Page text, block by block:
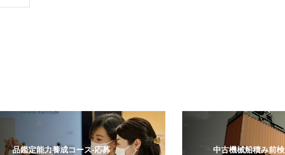
品鑑定能力養成コース-応募 中古機械船積み前検